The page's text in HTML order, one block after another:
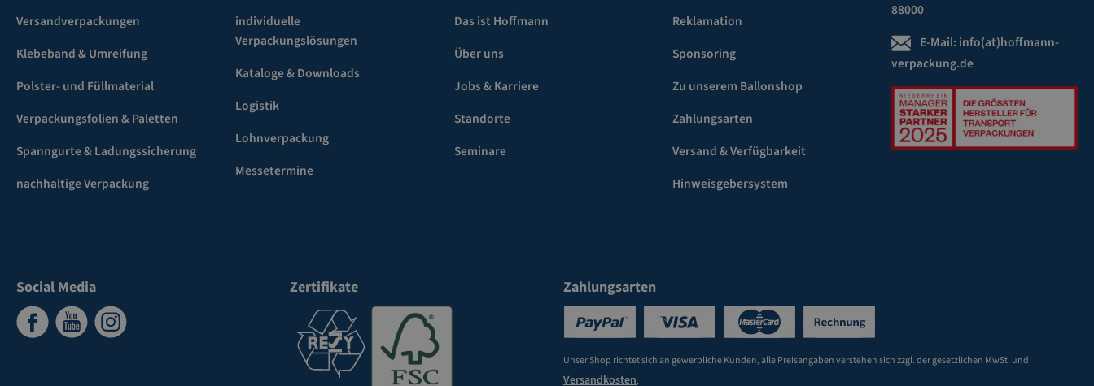
Versandverpackungen
Klebeband & Umreifung
Polster- und Füllmaterial
Verpackungsfolien & Paletten
Spanngurte & Ladungssicherung
nachhaltige Verpackung
individuelle
Verpackungslösungen
Kataloge & Downloads
Logistik
Lohnverpackung
Messetermine
Das ist Hoffmann
Über uns
Jobs & Karriere
Standorte
Seminare
Reklamation
Sponsoring
Zu unserem Ballonshop
Zahlungsarten
Versand & Verfügbarkeit
Hinweisgebersystem
88000
E-Mail: info(at)hoffmann-
verpackung.de
Social Media Zertifikate Zahlungsarten
Unser Shop richtet sich an gewerbliche Kunden, alle Preisangaben verstehen sich zzgl. der gesetzlichen MwSt. und
Versandkosten.